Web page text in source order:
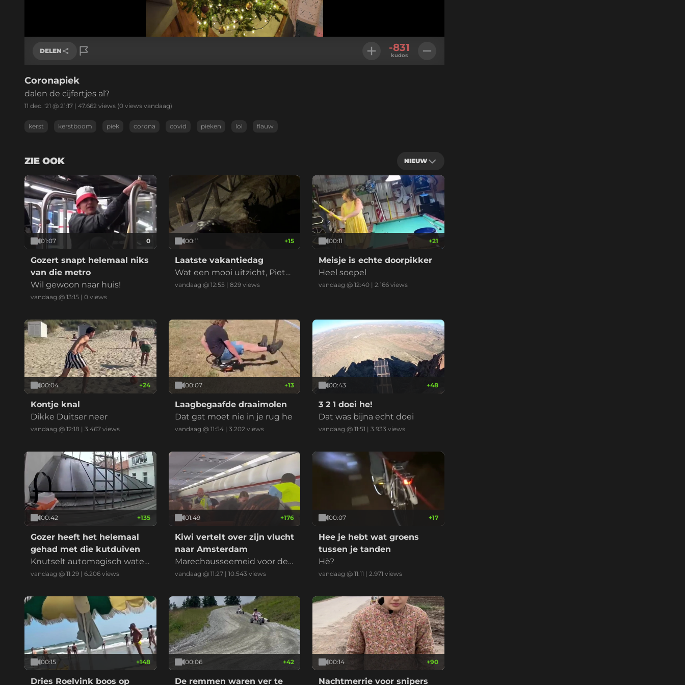
DELEN
Link kopiëren
-831
kudos
Coronapiek
dalen de cijfertjes al?
11 dec. '21 @ 21:17 | 47.662 views (0 views vandaag)
kerst kerstboom piek corona covid pieken lol flauw
ZIE OOK NIEUW
01:07 0
Gozert snapt helemaal niks
van die metro
Wil gewoon naar huis!
vandaag @ 13:15 | 0 views
00:11 +15
Laatste vakantiedag
Wat een mooi uitzicht, Pieter
tje
vandaag @ 12:55| 829views
00:11 +21
Meisje is echte doorpikker
Heel soepel
vandaag @ 12:40 |2.166 views
00:04 +24
Kontje knal
Dikke Duitser neer
vandaag @ 12:18 | 3.467 views
00:07 +13
Laagbegaafde draaimolen
Dat gat moet nie in je rug he
vandaag @ 11:54| 3.202views
00:43 +48
3 2 1 doei he!
Dat was bijna echt doei
vandaag @ 11:51 |3.933 views
00:42 +135
Gozer heeft het helemaal
gehad met die kutduiven
Knutselt automagisch water
pistool om ze weg te jagen
vandaag @ 11:29 | 6.206 views
01:49 +176
Kiwi vertelt over zijn vlucht
naar Amsterdam
Marechausseemeid voor de
win!
vandaag @ 11:27| 10.543 views
00:07 +17
Hee je hebt wat groens
tussen je tanden
Hè?
vandaag @ 11:11 |2.971 views
00:15 +148
Dries Roelvink boos op
00:06 +42
De remmen waren ver te
00:14 +90
Nachtmerrie voor snipers